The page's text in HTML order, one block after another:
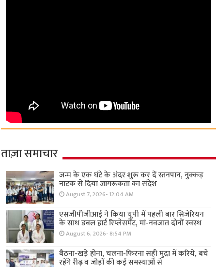
ताज़ा समाचार
जन्म के एक घंटे के अंदर शुरू कर दें स्तनपान, नुक्कड़
नाटक से दिया जागरूकता का संदेश
August 7, 2026- 12:04 AM
एसजीपीजीआई ने किया यूपी में पहली बार सिजेरियन
के साथ डबल हार्ट रिप्लेसमेंट, मां-नवजात दोनों स्वस्थ
August 6, 2026- 8:54 PM
बैठना-खड़े होना, चलना-फिरना सही मुद्रा में करिये, बचे
रहेंगे रीढ़ व जोड़ों की कई समस्याओं से